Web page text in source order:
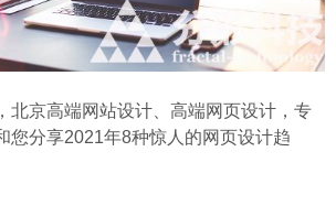
京高端网站设计、高端网页设计，专
您分享2021年8种惊人的网页设计趋